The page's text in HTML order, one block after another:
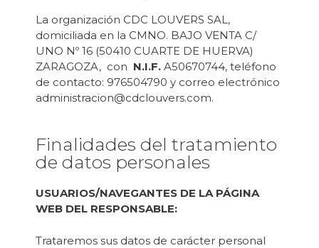
La organización CDC LOUVERS SAL,
domiciliada en la CMNO. BAJO VENTA C/
UNO Nº 16 (50410 CUARTE DE HUERVA)
ZARAGOZA, con N.I.F. A50670744, teléfono
de contacto: 976504790 y correo electrónico
administracion@cdclouvers.com.
Finalidades del tratamiento
de datos personales
USUARIOS/NAVEGANTES DE LA PÁGINA
WEB DEL RESPONSABLE:
Trataremos sus datos de carácter personal